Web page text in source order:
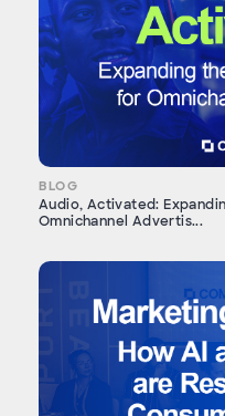
BLOG
Audio, Activated:
Omnichannel Advertis...